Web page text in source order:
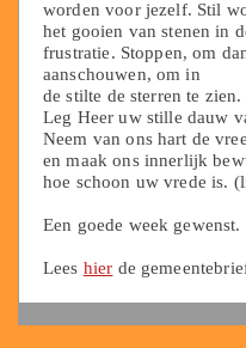
worden voor jezelf. Stil
het gooien van stenen in
frustratie. Stoppen, om
aanschouwen, om in
de stilte de sterren te zien.
Leg Heer uw stille dauw
Neem van ons hart de
en maak ons innerlijk
hoe schoon uw vrede is.
Een goede week gewenst.
Lees hier de